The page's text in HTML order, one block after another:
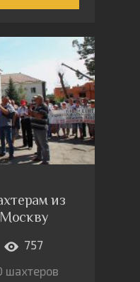
из
757
шахтеров